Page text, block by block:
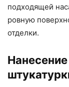
подходящей
ровную
отделки.